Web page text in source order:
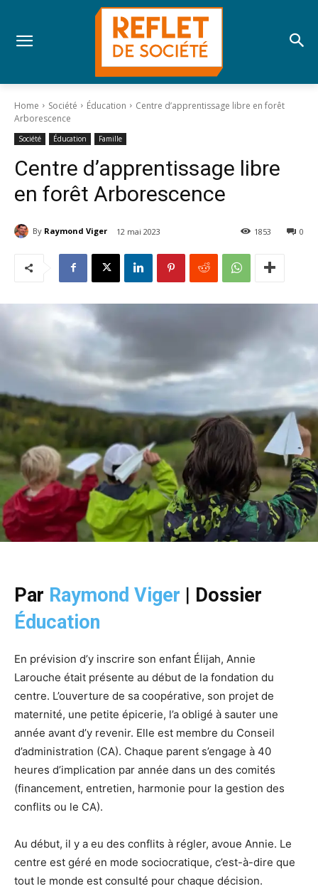
Home Société Éducation
Centre d’apprentissage libre en forêt
Arborescence
Société Éducation Famille
Centre d’apprentissage libre
en forêt Arborescence
By Raymond Viger 12 mai 2023 0
1853
Par Raymond Viger | Dossier
Éducation
En prévision d’y inscrire son enfant Élijah, Annie
Larouche était présente au début de la fondation du
centre. L’ouverture de sa coopérative, son projet de
maternité, une petite épicerie, l’a obligé à sauter une
année avant d’y revenir. Elle est membre du Conseil
d’administration (CA). Chaque parent s’engage à 40
heures d’implication par année dans un des comités
(financement, entretien, harmonie pour la gestion des
conflits ou le CA).
Au début, il y a eu des conflits à régler, avoue Annie. Le
centre est géré en mode sociocratique, c’est-à-dire que
tout le monde est consulté pour chaque décision.